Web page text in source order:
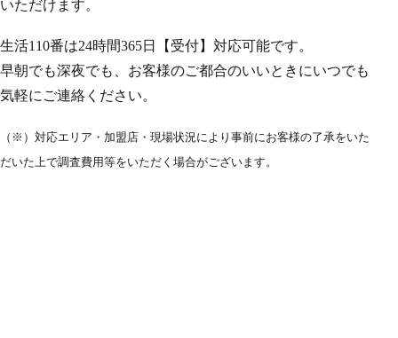
いただけます。
生活110番は24時間365日【受付】対応可能です。
早朝でも深夜でも、お客様のご都合のいいときにいつでも
気軽にご連絡ください。
（※）対応エリア・加盟店・現場状況により事前にお客様の了承をいた
だいた上で調査費用等をいただく場合がございます。